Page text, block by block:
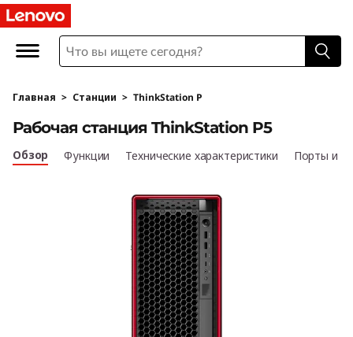
Р
б
о
Главная > Станции > ThinkStation P
Рабочая станция ThinkStation P5
Обзор Функции Технические характеристики Порты и